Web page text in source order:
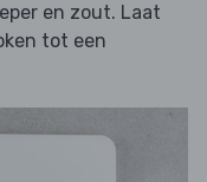
en zout. Laat
tot een